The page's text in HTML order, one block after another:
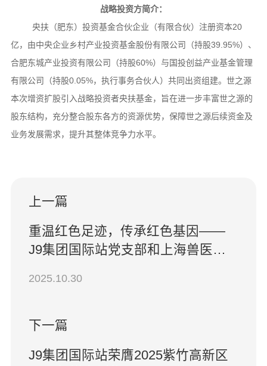
战略投资方简介：
央扶（肥东）投资基金合伙企业（有限合伙）注册资本20
亿，由中央企业乡村产业投资基金股份有限公司（持股39.95%）、
合肥东城产业投资有限公司（持股60%）与国投创益产业基金管理
有限公司（持股0.05%，执行事务合伙人）共同出资组建。世之源
本次增资扩股引入战略投资者央扶基金，旨在进一步丰富世之源的
股东结构，充分整合股东各方的资源优势，保障世之源后续资金及
业务发展需求，提升其整体竞争力水平。
上一篇
重温红色足迹，传承红色基因——
J9集团国际站党支部和上海兽医研
2025.10.30
下一篇
J9集团国际站荣膺2025紫竹高新区